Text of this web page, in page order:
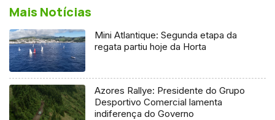
Mais Notícias
Mini Atlantique: Segunda etapa da
regata partiu hoje da Horta
Azores Rallye: Presidente do Grupo
Desportivo Comercial lamenta
indiferença do Governo